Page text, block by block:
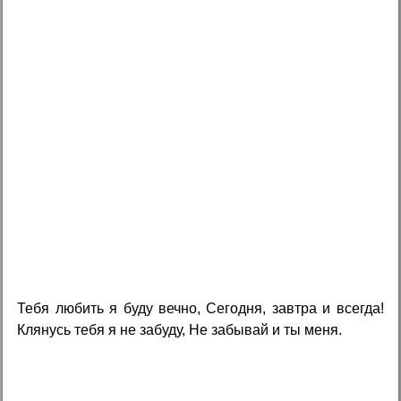
Тебя любить я буду вечно, Сегодня, завтра и всегда!
Клянусь тебя я не забуду, Не забывай и ты меня.